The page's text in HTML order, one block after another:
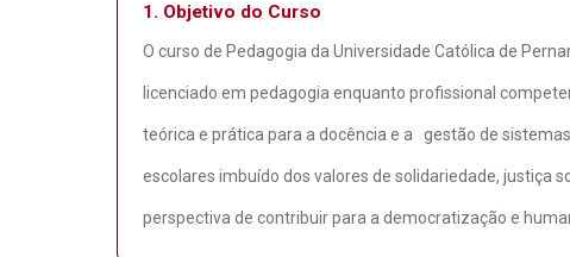
1. Objetivo do Curso
O curso de Pedagogia da Universidade Católica de
licenciado em pedagogia enquanto profissional
teórica e prática para a docência e a gestão de
escolares imbuído dos valores de solidariedade, justiça
perspectiva de contribuir para a democratização e